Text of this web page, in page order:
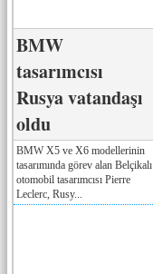
BMW
tasarımcısı
Rusya vatandaşı
oldu
BMW X5 ve X6 modellerinin
tasarımında görev alan Belçikalı
otomobil tasarımcısı Pierre
Leclerc, Rusy...